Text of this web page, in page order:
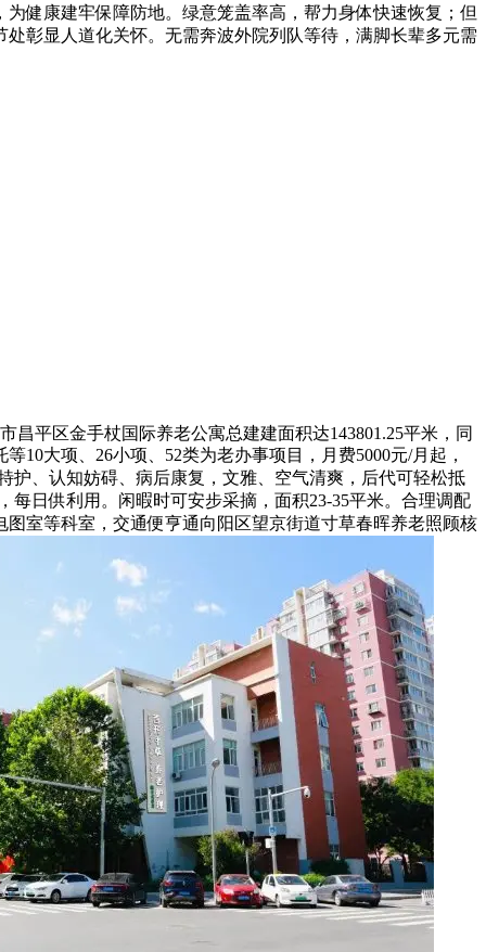
健康建牢保障防地。绿意笼盖率高，帮力身体快速恢复；但
彰显人道化关怀。无需奔波外院列队等待，满脚长辈多元需
市昌平区金手杖国际养老公寓总建建面积达143801.25平米，同
10大项、26小项、52类为老办事项目，月费5000元/月起，
护、认知妨碍、病后康复，文雅、空气清爽，后代可轻松抵
每日供利用。闲暇时可安步采摘，面积23-35平米。合理调配
室等科室，交通便亨通向阳区望京街道寸草春晖养老照顾核